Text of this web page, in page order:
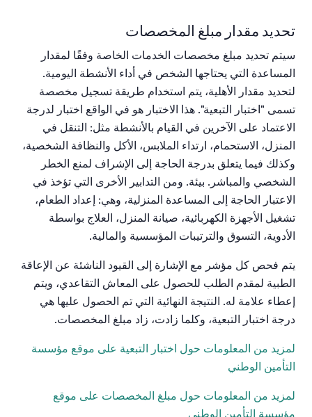
تحديد مقدار مبلغ المخصصات
سيتم تحديد مبلغ مخصصات الخدمات الخاصة وفقًا لمقدار
المساعدة التي يحتاجها الشخص في أداء الأنشطة اليومية.
لتحديد مقدار الأهلية، يتم استخدام طريقة تسجيل مخصصة
تسمى "اختبار التبعية". هذا الاختبار هو في الواقع اختبار لدرجة
الاعتماد على الآخرين في القيام بالأنشطة مثل: التنقل في
المنزل، الاستحمام، ارتداء الملابس، الأكل والنظافة الشخصية،
وكذلك فيما يتعلق بدرجة الحاجة إلى الإشراف لمنع الخطر
الشخصي والمباشر. بيئة. ومن التدابير الأخرى التي تؤخذ في
الاعتبار الحاجة إلى المساعدة المنزلية، وهي: إعداد الطعام،
تشغيل الأجهزة الكهربائية، صيانة المنزل، العلاج بواسطة
الأدوية، التسوق والترتيبات المؤسسية والمالية.
يتم فحص كل مؤشر مع الإشارة إلى القيود الناشئة عن الإعاقة
الطبية لمقدم الطلب للحصول على المعاش التقاعدي، ويتم
إعطاء علامة له. النتيجة النهائية التي تم الحصول عليها هي
درجة اختبار التبعية، وكلما زادت، زاد مبلغ المخصصات.
لمزيد من المعلومات حول اختبار التبعية على موقع مؤسسة
التأمين الوطني
لمزيد من المعلومات حول مبلغ المخصصات على موقع
مؤسسة التأمين الوطني